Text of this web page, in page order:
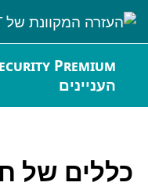
העניינים
כללים של